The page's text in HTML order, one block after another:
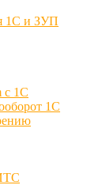
1С и ЗУП
с 1C
1С